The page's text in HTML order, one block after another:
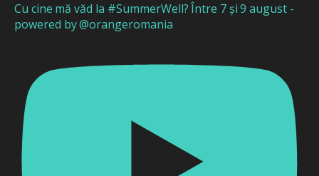
Cu cine mă văd la #SummerWell? Între 7 și 9 august -
powered by @orangeromania